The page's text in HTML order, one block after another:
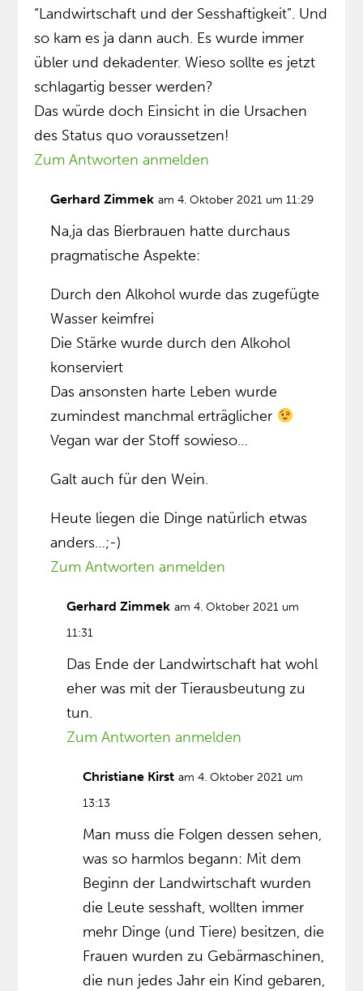
“Landwirtschaft und der Sesshaftigkeit”. Und
so kam es ja dann auch. Es wurde immer
übler und dekadenter. Wieso sollte es jetzt
schlagartig besser werden?
Das würde doch Einsicht in die Ursachen
des Status quo voraussetzen!
Zum Antworten anmelden
Gerhard Zimmek am 4. Oktober 2021 um 11:29
Na,ja das Bierbrauen hatte durchaus
pragmatische Aspekte:
Durch den Alkohol wurde das zugefügte
Wasser keimfrei
Die Stärke wurde durch den Alkohol
konserviert
Das ansonsten harte Leben wurde
zumindest manchmal erträglicher
Vegan war der Stoff sowieso…
Galt auch für den Wein.
Heute liegen die Dinge natürlich etwas
anders…;-)
Zum Antworten anmelden
Gerhard Zimmek am 4. Oktober 2021 um
11:31
Das Ende der Landwirtschaft hat wohl
eher was mit der Tierausbeutung zu
tun.
Zum Antworten anmelden
Christiane Kirst am 4. Oktober 2021 um
13:13
Man muss die Folgen dessen sehen,
was so harmlos begann: Mit dem
Beginn der Landwirtschaft wurden
die Leute sesshaft, wollten immer
mehr Dinge (und Tiere) besitzen, die
Frauen wurden zu Gebärmaschinen,
die nun jedes Jahr ein Kind gebaren,